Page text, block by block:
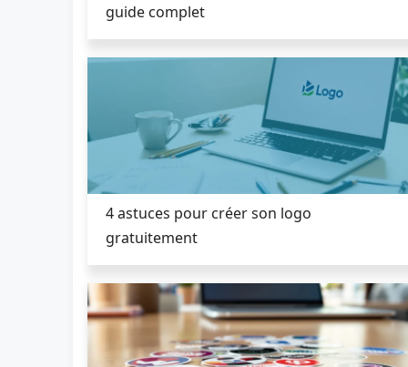
guide complet
4 astuces pour créer son logo
gratuitement